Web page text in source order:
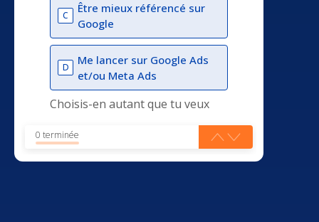
C
Être mieux référencé sur
Google
D
Me lancer sur Google Ads
et/ou Meta Ads
Choisis-en autant que tu veux
0 terminée